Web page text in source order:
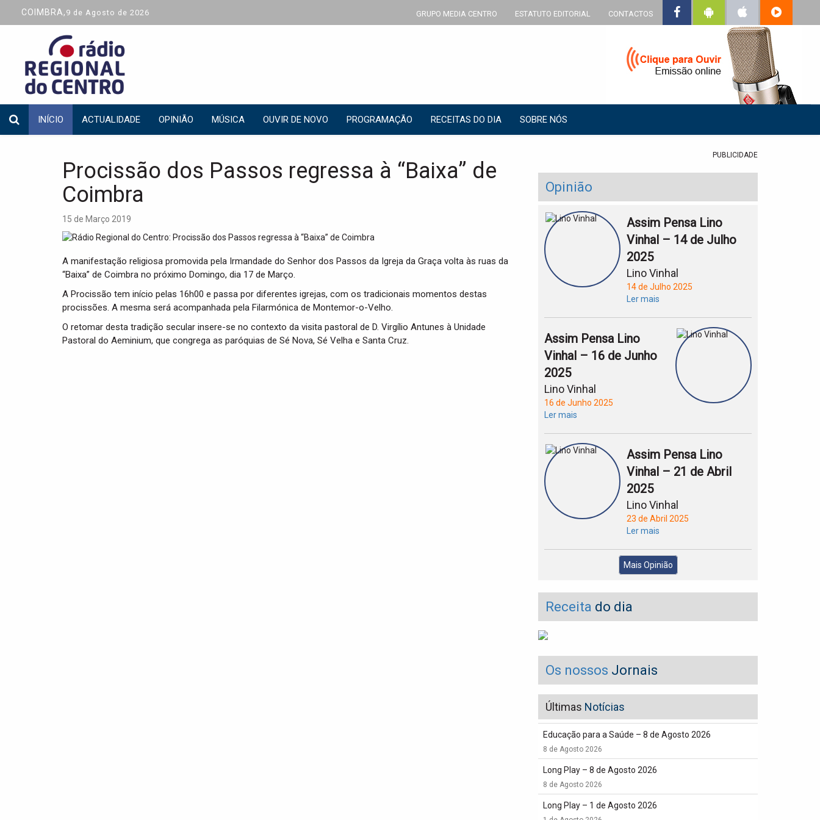
COIMBRA, 9 de Agosto de 2026 GRUPO MEDIA CENTRO ESTATUTO EDITORIAL CONTACTOS
INÍCIO ACTUALIDADE OPINIÃO MÚSICA OUVIR DE NOVO PROGRAMAÇÃO RECEITAS DO DIA SOBRE NÓS
Procissão dos Passos regressa à “Baixa” de
Coimbra
15 de Março 2019
A manifestação religiosa promovida pela Irmandade do Senhor dos Passos da Igreja da Graça volta às ruas da
“Baixa” de Coimbra no próximo Domingo, dia 17 de Março.
A Procissão tem início pelas 16h00 e passa por diferentes igrejas, com os tradicionais momentos destas
procissões. A mesma será acompanhada pela Filarmónica de Montemor-o-Velho.
O retomar desta tradição secular insere-se no contexto da visita pastoral de D. Virgílio Antunes à Unidade
Pastoral do Aeminium, que congrega as paróquias de Sé Nova, Sé Velha e Santa Cruz.
PUBLICIDADE
Opinião
Assim Pensa Lino
Vinhal – 14 de Julho
2025
Lino Vinhal
14 de Julho 2025
Ler mais
Assim Pensa Lino
Vinhal – 16 de Junho
2025
Lino Vinhal
16 de Junho 2025
Ler mais
Assim Pensa Lino
Vinhal – 21 de Abril
2025
Lino Vinhal
23 de Abril 2025
Ler mais
Mais Opinião
Receita do dia
Os nossos Jornais
Últimas Notícias
Educação para a Saúde – 8 de Agosto 2026
8 de Agosto 2026
Long Play – 8 de Agosto 2026
8 de Agosto 2026
Long Play – 1 de Agosto 2026